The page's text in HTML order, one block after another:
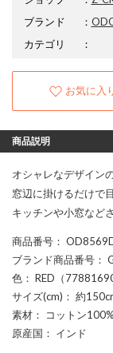
ブランド
：
カテゴリ
：
お気に入
商品説明
オシャレなデザイン
窓辺に掛けるだけで
キッチンや小窓など
商品番号 ：
ブランド商品番号 ：
色 ： RED（77881690
サイズ(cm) ： 約
素材 ： コットン100%
原産国 ： インド